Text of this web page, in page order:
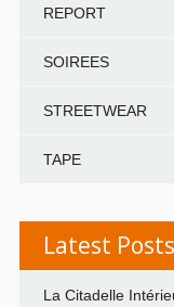
REPORT
SOIREES
STREETWEAR
TAPE
Latest Posts
La Citadelle